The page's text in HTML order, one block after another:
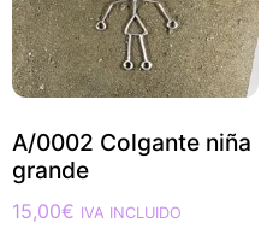
A/0002 Colgante niña
grande
15,00€ IVA INCLUIDO